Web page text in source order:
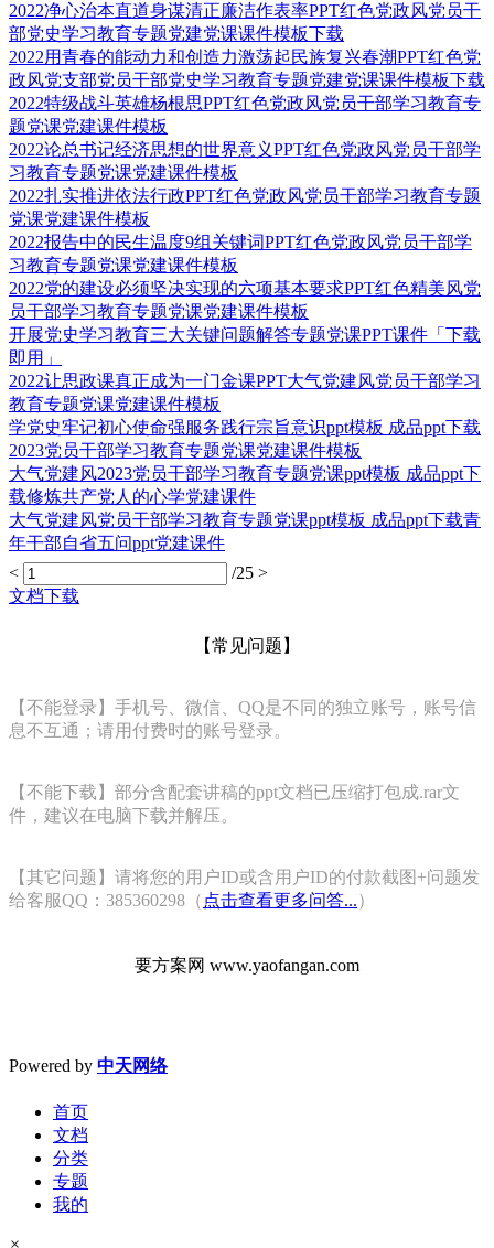
2022净心治本直道身谋清正廉洁作表率PPT红色党政风党员干
部党史学习教育专题党建党课课件模板下载
2022用青春的能动力和创造力激荡起民族复兴春潮PPT红色党
政风党支部党员干部党史学习教育专题党建党课课件模板下载
2022特级战斗英雄杨根思PPT红色党政风党员干部学习教育专
题党课党建课件模板
2022论总书记经济思想的世界意义PPT红色党政风党员干部学
习教育专题党课党建课件模板
2022扎实推进依法行政PPT红色党政风党员干部学习教育专题
党课党建课件模板
2022报告中的民生温度9组关键词PPT红色党政风党员干部学
习教育专题党课党建课件模板
2022党的建设必须坚决实现的六项基本要求PPT红色精美风党
员干部学习教育专题党课党建课件模板
开展党史学习教育三大关键问题解答专题党课PPT课件「下载
即用」
2022让思政课真正成为一门金课PPT大气党建风党员干部学习
教育专题党课党建课件模板
学党史牢记初心使命强服务践行宗旨意识ppt模板 成品ppt下载
2023党员干部学习教育专题党课党建课件模板
大气党建风2023党员干部学习教育专题党课ppt模板 成品ppt下
载修炼共产党人的心学党建课件
大气党建风党员干部学习教育专题党课ppt模板 成品ppt下载青
年干部自省五问ppt党建课件
<
/25 >
文档下载
【常见问题】
【不能登录】手机号、微信、QQ是不同的独立账号，账号信
息不互通；请用付费时的账号登录。
【不能下载】部分含配套讲稿的ppt文档已压缩打包成.rar文
件，建议在电脑下载并解压。
【其它问题】请将您的用户ID或含用户ID的付款截图+问题发
给客服QQ：385360298（ 点击查看更多问答...）
要方案网 www.yaofangan.com
Powered by 中天网络
首页
文档
分类
专题
我的